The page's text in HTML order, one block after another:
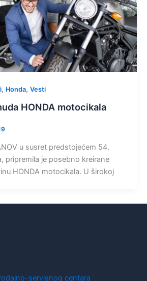
, Honda, Vesti
HONDA motocikala
u susret predstojećem 54.
pripremila je posebno kreirane
HONDA motocikala. U širokoj
servisnog centara